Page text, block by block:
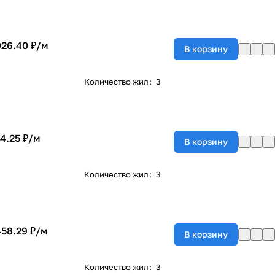
₽/м В корзину
Количество жил: 3
₽/м В корзину
Количество жил: 3
₽/м В корзину
Количество жил: 3